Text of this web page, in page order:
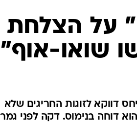
על הצלחת
שואו-אוף"
דווקא לזוגות החריגים שלא
דוחה בנימוס. דקה לפני גמר